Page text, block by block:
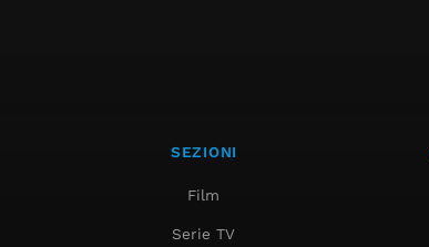
SEZIONI
Film
Serie TV